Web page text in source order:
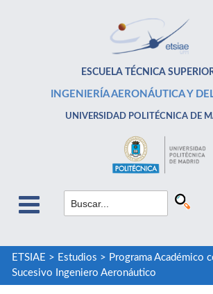
ESCUELA TÉCNICA
INGENIERÍA AERONÁUTICA Y
UNIVERSIDAD POLITÉCNICA DE
ETSIAE > Estudios > Programa Académico
Sucesivo Ingeniero Aeronáutico